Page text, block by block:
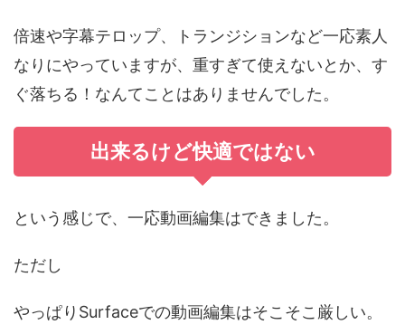
倍速や字幕テロップ、トランジションなど一応素人
なりにやっていますが、重すぎて使えないとか、す
ぐ落ちる！なんてことはありませんでした。
出来るけど快適ではない
という感じで、一応動画編集はできました。
ただし
やっぱりSurfaceでの動画編集はそこそこ厳しい。